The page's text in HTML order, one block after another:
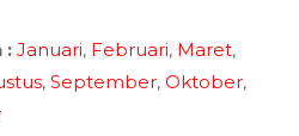
: Januari, Februari, Maret,
, September, Oktober,